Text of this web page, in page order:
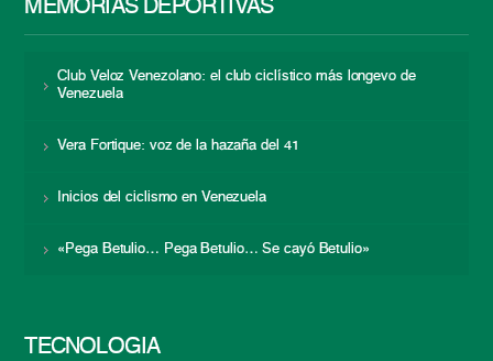
MEMORIAS DEPORTIVAS
Club Veloz Venezolano: el club ciclístico más longevo de
Venezuela
Vera Fortique: voz de la hazaña del 41
Inicios del ciclismo en Venezuela
«Pega Betulio… Pega Betulio… Se cayó Betulio»
TECNOLOGÍA